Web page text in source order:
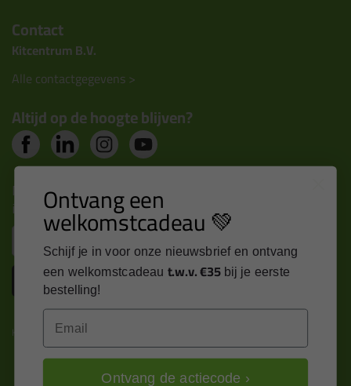
Contact
Kitcentrum B.V.
Alle contactgegevens >
Altijd op de hoogte blijven?
Nieuws, tips en exclusieve deals rechtstreeks in je
inbox
Inschrijven
Kitcentrum is trots op:
Ontvang een
welkomstcadeau 💚
Schijf je in voor onze nieuwsbrief en ontvang
een welkomstcadeau t.w.v. €35 bij je eerste
bestelling!
Email
Ontvang de actiecode ›